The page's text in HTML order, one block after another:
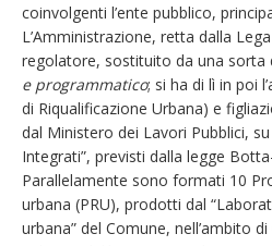
coinvolgenti l’ente pubblico,
L’Amministrazione, retta dalla
regolatore, sostituito da una sorta
e programmatico; si ha di lì in poi
di Riqualificazione Urbana) e
dal Ministero dei Lavori Pubblici,
Integrati”, previsti dalla legge
Parallelamente sono formati 10
urbana (PRU), prodotti dal
urbana” del Comune, nell’ambito